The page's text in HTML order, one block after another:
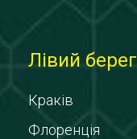
Лівий берег
Краків
Флоренція